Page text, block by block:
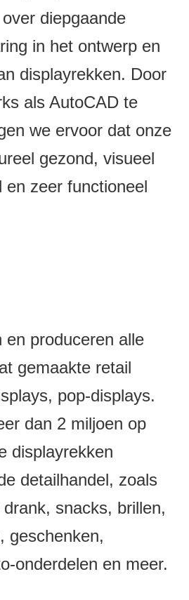
diepgaande
in het ontwerp en
displayrekken. Door
als AutoCAD te
we ervoor dat onze
gezond, visueel
en zeer functioneel
en produceren alle
gemaakte retail
pop-displays.
dan 2 miljoen op
displayrekken
detailhandel, zoals
snacks, brillen,
geschenken,
onderdelen en meer.